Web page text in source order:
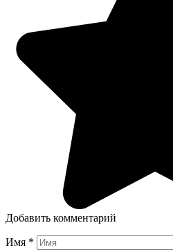
Добавить комментарий
Имя *